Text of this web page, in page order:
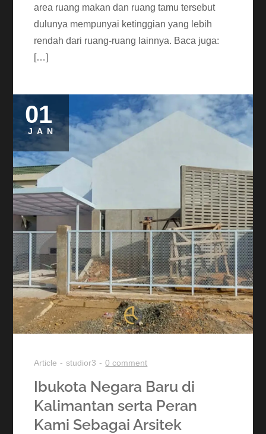
area ruang makan dan ruang tamu tersebut
dulunya mempunyai ketinggian yang lebih
rendah dari ruang-ruang lainnya. Baca juga:
[…]
01
JAN
Article studior3 0 comment
Ibukota Negara Baru di
Kalimantan serta Peran
Kami Sebagai Arsitek